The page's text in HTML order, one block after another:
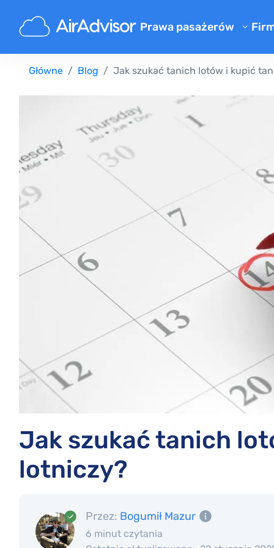
Prawa pasażerów
Kalkulator odszkodowania
Odszkodowanie za
Odszkodowanie za odwołany
Odszkodowanie za zgubiony
Odszkodowanie od linii
Strajk linii lotniczych
Regulacje
O
Główne Blog Jak szukać tanich lotów i kupić
Jak szukać tanich
lotniczy?
Przez: Bogumił Mazur
6 minut czytania